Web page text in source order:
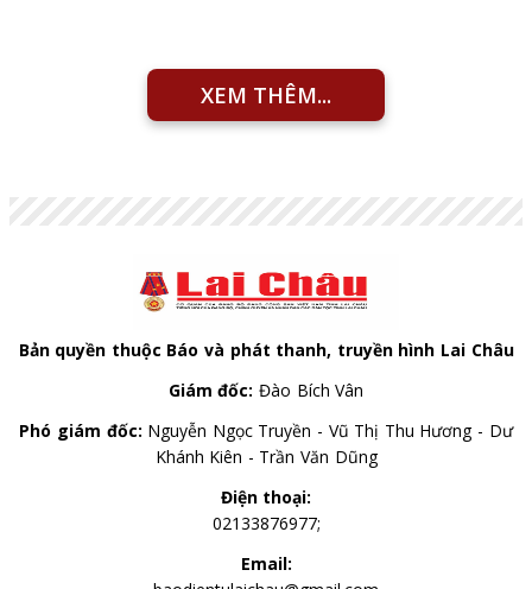
XEM THÊM...
Bản quyền thuộc Báo và phát thanh, truyền hình Lai Châu
Giám đốc: Đào Bích Vân
Phó giám đốc: Nguyễn Ngọc Truyền - Vũ Thị Thu Hương - Dư
Khánh Kiên - Trần Văn Dũng
Điện thoại:
02133876977;
Email: